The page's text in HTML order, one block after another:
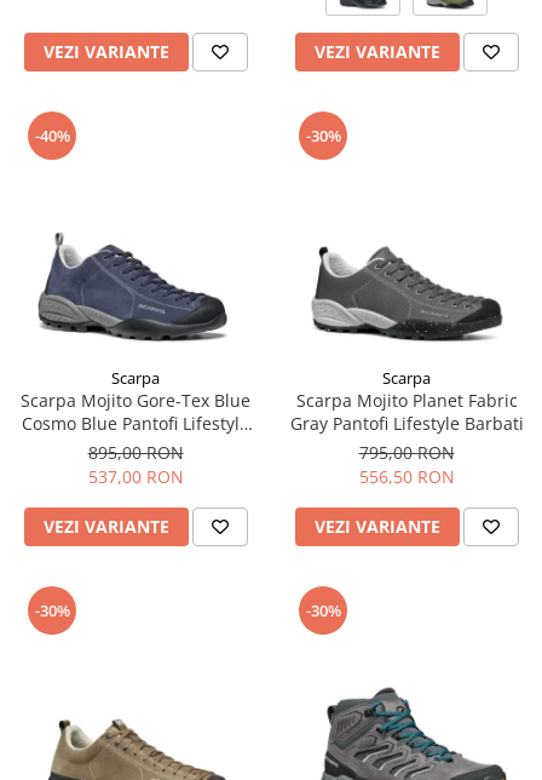
VEZI VARIANTE VEZI VARIANTE
-40%
Scarpa
Scarpa Mojito Gore-Tex Blue
Cosmo Blue Pantofi Lifestyle
Barbati
895,00 RON
537,00 RON
VEZI VARIANTE
-30%
Scarpa
Scarpa Mojito Planet Fabric
Gray Pantofi Lifestyle Barbati
795,00 RON
556,50 RON
VEZI VARIANTE
-30% -30%